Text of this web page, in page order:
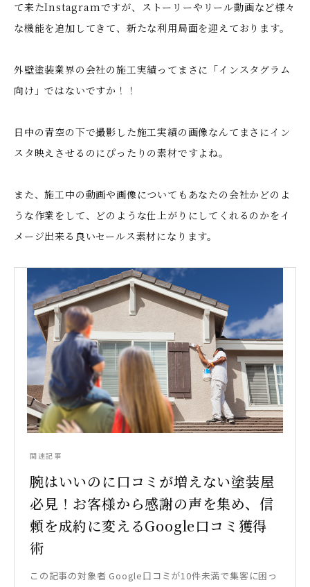
て来たInstagramですが、ストーリーやリール動画など様々
な機能を追加してきて、新たな利用局面を迎えております。
外壁塗装業界の会社の施工実績ってまさに「インスタグラム
向け」ではないですか！！
日中の青空の下で撮影した施工実績の画像なんてまさにイン
スタ映えさせるのにぴったりの素材ですよね。
また、施工中の動画や画像についてもあなたの会社かどのよ
うな作業をして、どのような仕上がりにしてくれるのかをイ
メージ出来る良いセールス素材になります。
関連記事
腕はいいのに口コミが増えない塗装屋
必見！お客様から感謝の声を集め、信
頼を成約に変えるGoogle口コミ獲得
術
この記事の対象者 Google口コミが10件未満で集客に困っ